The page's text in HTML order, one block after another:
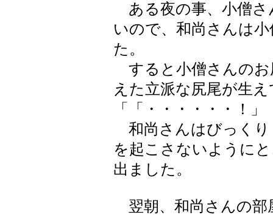
ある夜の事、小僧さ
いので、和尚さんは
た。
すると小僧さんのお
えた立派な尻尾が生
「「・・・・・・！」
和尚さんはびっくり
を起こさないように
出ました。
翌朝、和尚さんの部